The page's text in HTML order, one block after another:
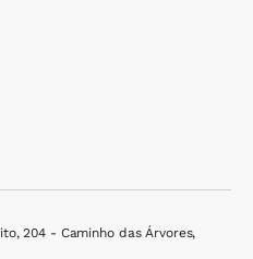
204 - Caminho das Árvores,